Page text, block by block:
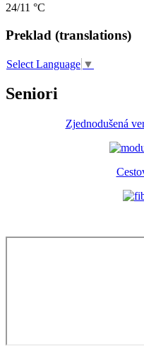
24/11 °C
Preklad (translations)
Select Language ▼
Seniori
Zjednodušená